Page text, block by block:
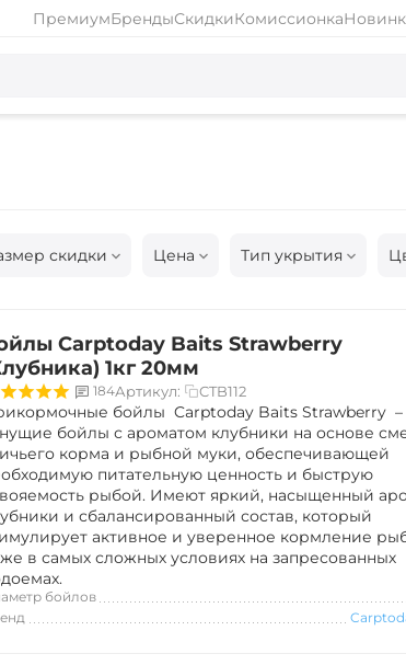
ПремиумБрендыСкидкиКомиссионка
скидки Цена Тип укрытия
Carptoday Baits Strawberry
1кг 20мм
184Артикул: CTB112
бойлы Carptoday Baits Strawberry –
бойлы с ароматом клубники на основе
корма и рыбной муки, обеспечивающей
питательную ценность и быструю
рыбой. Имеют яркий, насыщенный
и сбалансированный состав, который
активное и уверенное кормление
в самых сложных условиях на запресованных
бойлов